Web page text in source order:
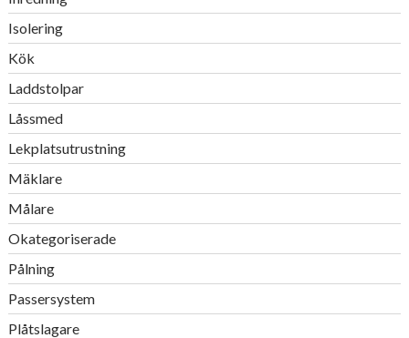
Isolering
Kök
Laddstolpar
Låssmed
Lekplatsutrustning
Mäklare
Målare
Okategoriserade
Pålning
Passersystem
Plåtslagare